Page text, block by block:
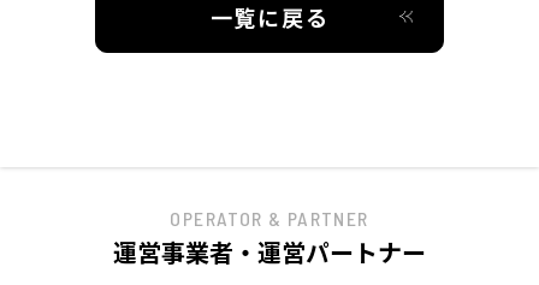
一覧に戻る
OPERATOR & PARTNER
運営事業者・運営パートナー